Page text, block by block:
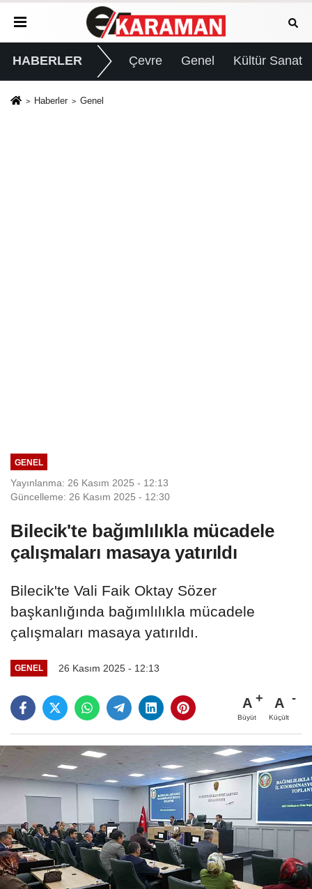
HABERLER Çevre Genel Kültür Sanat
Haberler Genel
GENEL
Yayınlanma: 26 Kasım 2025 - 12:13
Güncelleme: 26 Kasım 2025 - 12:30
Bilecik'te bağımlılıkla mücadele
çalışmaları masaya yatırıldı
Bilecik'te Vali Faik Oktay Sözer
başkanlığında bağımlılıkla mücadele
çalışmaları masaya yatırıldı.
GENEL 26 Kasım 2025 - 12:13
A
Büyüt
A
Küçült